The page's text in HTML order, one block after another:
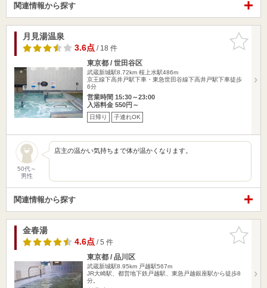
関連情報から探す
お気に入
りに追加
月見湯温泉
3.6点/ 18 件
東京都 / 世田谷区
武蔵新城駅8.72km 桜上水駅486m
京王線下高井戸駅下車・東急世田谷線下高井戸駅下車徒歩
6分
営業時間 15:30～23:00
入浴料金 550円～
日帰り 子連れOK
50代～
男性
店主の温かい気持ちまで体が温かくなります。
関連情報から探す
お気に入
りに追加
金春湯
4.6点/ 5 件
東京都 / 品川区
武蔵新城駅8.95km 戸越駅567m
JR大崎駅、都営地下鉄戸越駅、東急戸越銀座駅から徒歩8
分。